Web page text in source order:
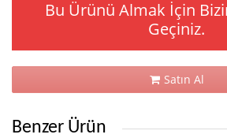
Bu Ürünü Almak İçin
Geçiniz.
Satın Al
Benzer Ürün